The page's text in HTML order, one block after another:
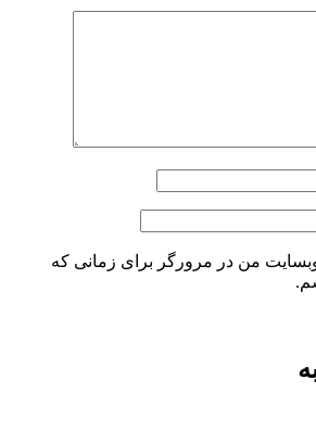
وبسایت من در مرورگر برای زمانی که